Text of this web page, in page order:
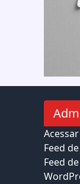
Acessar
Feed
Feed